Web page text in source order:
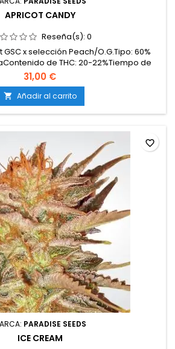
APRICOT CANDY
Reseña(s): 0
GSC x selección Peach/O.G.Tipo: 60%
de THC: 20-22%Tiempo de
semanas en interiorProducción en
m²Producción en exterior: 700-800
cm en interior; hasta 200-220 cm en
Dulces y afrutados; albaricoque...
31,00 €
 Añadir al carrito
PARADISE SEEDS
ICE CREAM
favorite_border